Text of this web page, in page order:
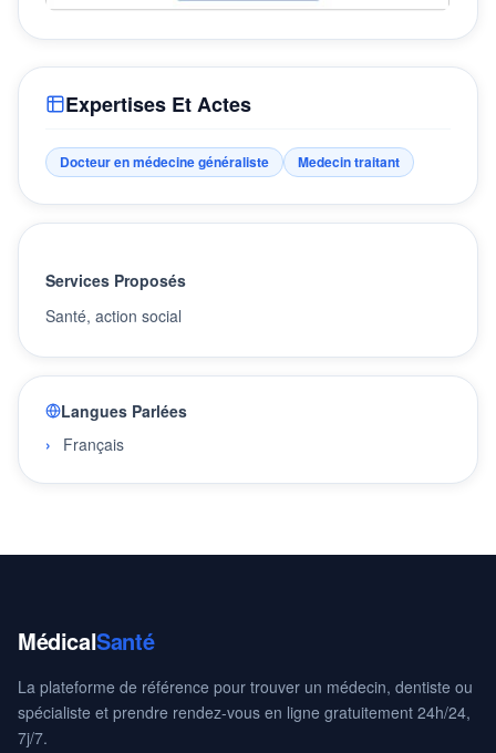
Expertises Et Actes
Docteur en médecine généraliste Medecin traitant
Services Proposés
Santé, action social
Langues Parlées
Français
MédicalSanté
La plateforme de référence pour trouver un médecin, dentiste ou
spécialiste et prendre rendez-vous en ligne gratuitement 24h/24,
7j/7.